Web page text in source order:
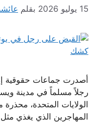
15 يوليو 2026 بقلم
أصدرت جماعات حقوقية
رجلاً مسلماً في مدينة
الولايات المتحدة،
المهاجرين الذي يغذي